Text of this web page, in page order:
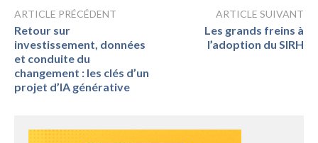
ARTICLE PRÉCÉDENT
Retour sur
investissement, données
et conduite du
changement : les clés d’un
projet d’IA générative
ARTICLE SUIVANT
Les grands freins à
l’adoption du SIRH